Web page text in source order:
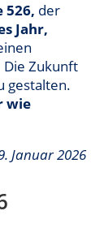
526, der
Jahr,
Die Zukunft
gestalten.
wie
Januar 2026